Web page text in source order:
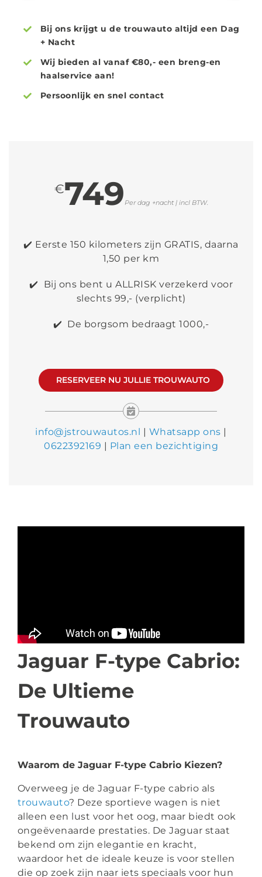
Bij ons krijgt u de trouwauto altijd een Dag
+ Nacht
Wij bieden al vanaf €80,- een breng-en
haalservice aan!
Persoonlijk en snel contact
€749Per dag +nacht | incl BTW.
✔️ Eerste 150 kilometers zijn GRATIS, daarna
1,50 per km
✔️ Bij ons bent u ALLRISK verzekerd voor
slechts 99,- (verplicht)
✔️ De borgsom bedraagt 1000,-
RESERVEER NU JULLIE TROUWAUTO
info@jstrouwautos.nl Whatsapp ons
0622392169
Plan een bezichtiging
Jaguar F-type Cabrio:
De Ultieme
Trouwauto
Waarom de Jaguar F-type Cabrio Kiezen?
Overweeg je de Jaguar F-type cabrio als
trouwauto? Deze sportieve wagen is niet
alleen een lust voor het oog, maar biedt ook
ongeëvenaarde prestaties. De Jaguar staat
bekend om zijn elegantie en kracht,
waardoor het de ideale keuze is voor stellen
die op zoek zijn naar iets speciaals voor hun